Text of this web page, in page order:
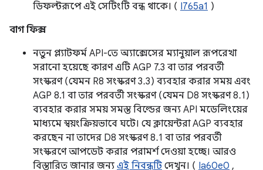
ডিফল্টরূপে এই সেটিংটি বন্ধ থাকে। ( I765a1 )
বাগ ফিক্স
নতুন প্ল্যাটফর্ম API-তে অ্যাক্সেসের ম্যানুয়াল রূপরেখা
সরানো হয়েছে কারণ এটি AGP 7.3 বা তার পরবর্তী
সংস্করণ (যেমন R8 সংস্করণ 3.3) ব্যবহার করার সময় এবং
AGP 8.1 বা তার পরবর্তী সংস্করণ (যেমন D8 সংস্করণ 8.1)
ব্যবহার করার সময় সমস্ত বিল্ডের জন্য API মডেলিংয়ের
মাধ্যমে স্বয়ংক্রিয়ভাবে ঘটে। যে ক্লায়েন্টরা AGP ব্যবহার
করছেন না তাদের D8 সংস্করণ 8.1 বা তার পরবর্তী
সংস্করণে আপডেট করার পরামর্শ দেওয়া হচ্ছে। আরও
বিস্তারিত জানার জন্য এই নিবন্ধটি দেখুন। ( Ia60e0 ,